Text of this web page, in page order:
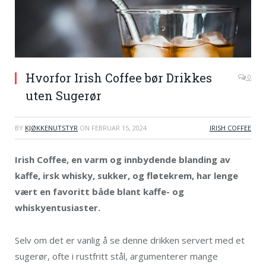
Hvorfor Irish Coffee bør Drikkes
uten Sugerør
0
BY KJØKKENUTSTYR ON FEBRUAR 15, 2024 IRISH COFFEE
Irish Coffee, en varm og innbydende blanding av
kaffe, irsk whisky, sukker, og fløtekrem, har lenge
vært en favoritt både blant kaffe- og
whiskyentusiaster.
Selv om det er vanlig å se denne drikken servert med et
sugerør, ofte i rustfritt stål, argumenterer mange